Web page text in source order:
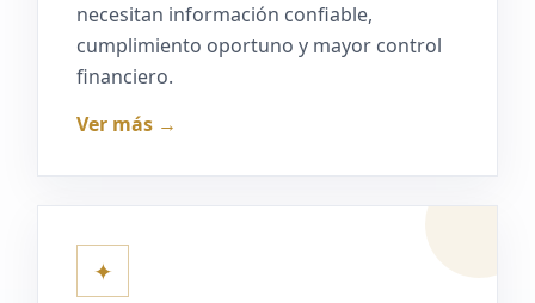
necesitan información confiable,
cumplimiento oportuno y mayor control
financiero.
Ver más →
✦